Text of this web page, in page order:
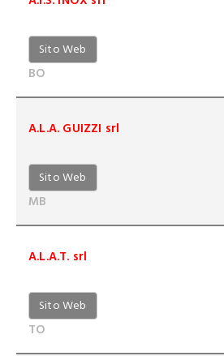
Sito Web
BO
A.L.A. GUIZZI srl
Sito Web
MB
A.L.A.T. srl
Sito Web
TO